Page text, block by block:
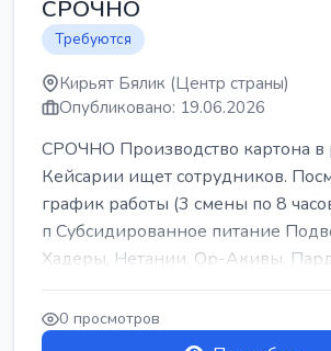
СРОЧНО
Требуются
Кирьят Бялик (Центр страны)
Опубликовано: 19.06.2026
СРОЧНО Производство картона в
Кейсарии ищет сотрудников.
график работы (3 смены по 8
п Субсидированное питание
Хадеры, Нетании, Ор-Акивы,
0 просмотров